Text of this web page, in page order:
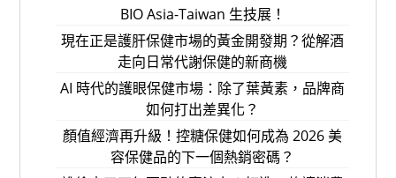
BIO Asia-Taiwan 生技展！
現在正是護肝保健市場的黃金開發期？從解酒
走向日常代謝保健的新商機
AI 時代的護眼保健市場：除了葉黃素，品牌商
如何打出差異化？
顏值經濟再升級！控糖保健如何成為 2026 美
容保健品的下一個熱銷密碼？